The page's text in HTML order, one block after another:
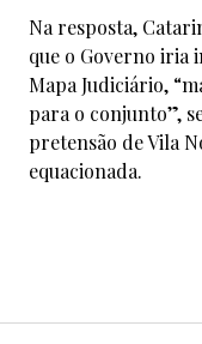
Na resposta,
que o Governo iria
Mapa Judiciário,
para o conjunto”,
pretensão de Vila
equacionada.